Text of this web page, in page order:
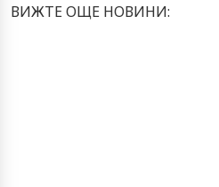
ВИЖТЕ ОЩЕ НОВИНИ: